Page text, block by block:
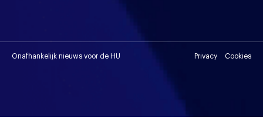
Onafhankelijk nieuws voor de HU Privacy Cookies